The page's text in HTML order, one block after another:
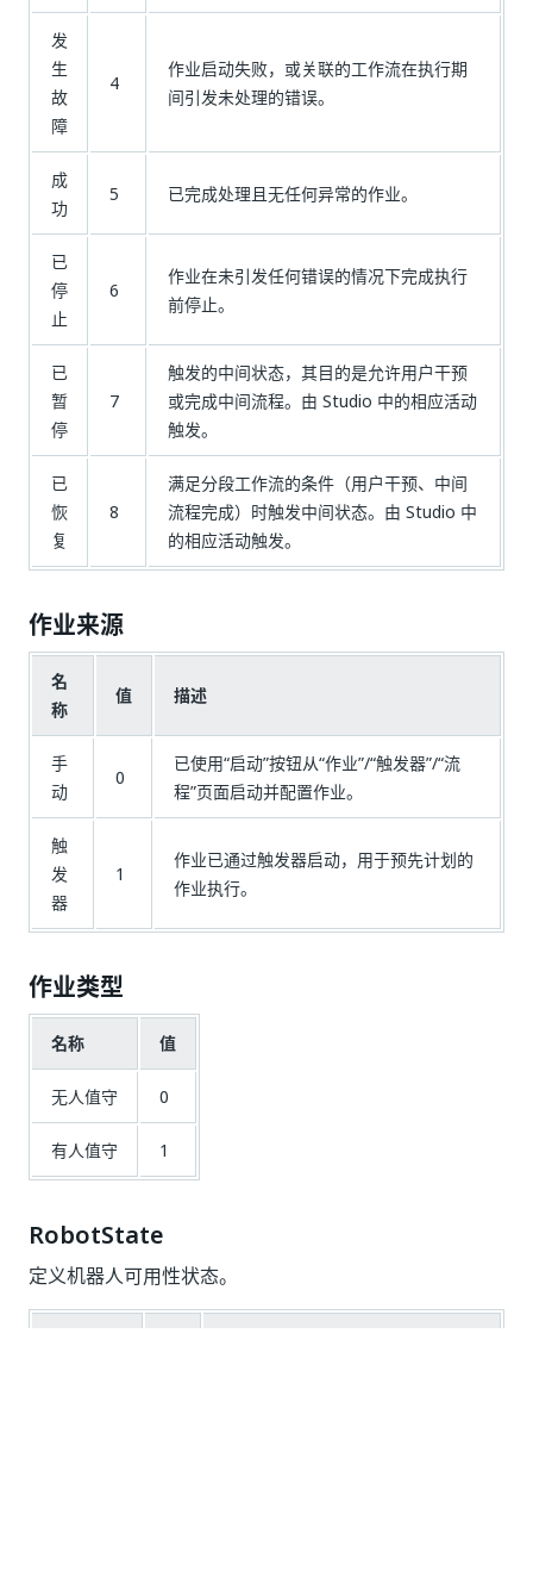
发
生
故
障
4
作业启动失败，或关联的工作流在执行期
间引发未处理的错误。
成
功
5 已完成处理且无任何异常的作业。
已
停
止
6
作业在未引发任何错误的情况下完成执行
前停止。
已
暂
停
7
触发的中间状态，其目的是允许用户干预
或完成中间流程。由 Studio 中的相应活动
触发。
已
恢
复
8
满足分段工作流的条件（用户干预、中间
流程完成）时触发中间状态。由 Studio 中
的相应活动触发。
作业来源
名
称
值 描述
手
动
0
已使用“启动”按钮从“作业”/“触发器”/“流
程”页面启动并配置作业。
触
发
器
1
作业已通过触发器启动，用于预先计划的
作业执行。
作业类型
名称 值
无人值守 0
有人值守 1
RobotState
定义机器人可用性状态。